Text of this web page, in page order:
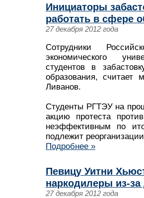
Инициаторы
работать в сфере
27 декабря 2012 года
Сотрудники
экономического
студентов в
образования, считает
Ливанов.
Студенты РГТЭУ на
акцию протеста
неэффективным по
подлежит
Подробнее »
Певицу Уитни
наркодилеры из-
27 декабря 2012 года